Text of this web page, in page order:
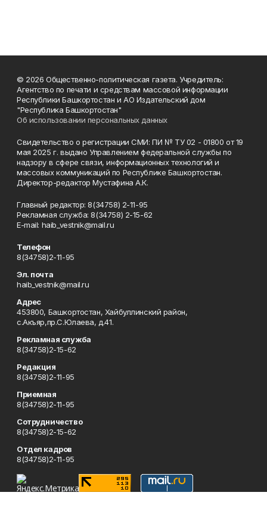
© 2026 Общественно-политическая газета. Учредитель:
Агентство по печати и средствам массовой информации
Республики Башкортостан и АО Издательский дом
"Республика Башкортостан"
Об использовании персональных данных
Свидетельство о регистрации СМИ: ПИ № ТУ 02 - 01800 от 19
мая 2025 г. выдано Управлением федеральной службы по
надзору в сфере связи, информационных технологий и
массовых коммуникаций по Республике Башкортостан.
Директор-редактор Мустафина А.К.
Главный редактор: 8(34758) 2-11-95
Рекламная служба: 8(34758) 2-15-62
Е-mаil: haib_vestnik@mail.ru
Телефон
8(34758)2-11-95
Эл. почта
haib_vestnik@mail.ru
Адрес
453800, Башкортостан, Хайбуллинский район,
с.Акъяр,пр.С.Юлаева, д.41.
Рекламная служба
8(34758)2-15-62
Редакция
8(34758)2-11-95
Приемная
8(34758)2-11-95
Сотрудничество
8(34758)2-15-62
Отдел кадров
8(34758)2-11-95